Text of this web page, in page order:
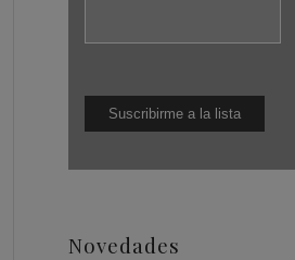
Novedades